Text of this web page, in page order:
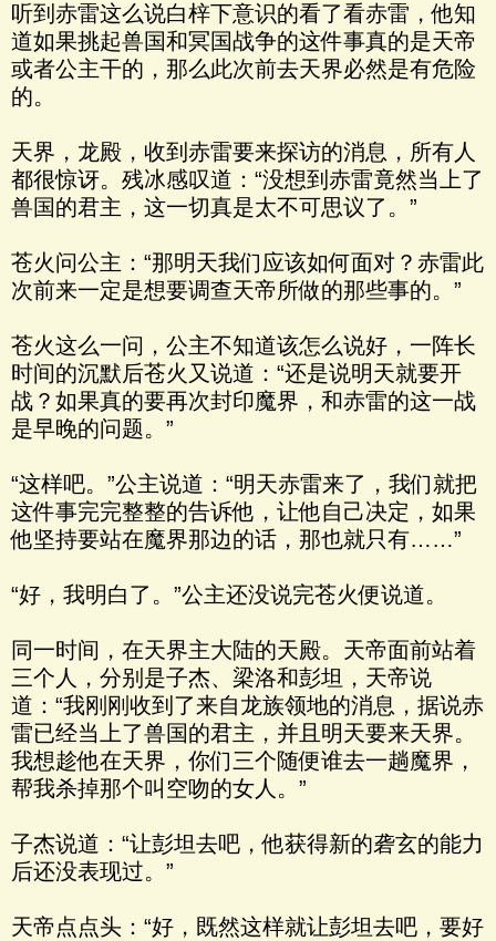
听到赤雷这么说白梓下意识的看了看赤雷，他知
道如果挑起兽国和冥国战争的这件事真的是天帝
或者公主干的，那么此次前去天界必然是有危险
的。
天界，龙殿，收到赤雷要来探访的消息，所有人
都很惊讶。残冰感叹道：“没想到赤雷竟然当上了
兽国的君主，这一切真是太不可思议了。”
苍火问公主：“那明天我们应该如何面对？赤雷此
次前来一定是想要调查天帝所做的那些事的。”
苍火这么一问，公主不知道该怎么说好，一阵长
时间的沉默后苍火又说道：“还是说明天就要开
战？如果真的要再次封印魔界，和赤雷的这一战
是早晚的问题。”
“这样吧。”公主说道：“明天赤雷来了，我们就把
这件事完完整整的告诉他，让他自己决定，如果
他坚持要站在魔界那边的话，那也就只有……”
“好，我明白了。”公主还没说完苍火便说道。
同一时间，在天界主大陆的天殿。天帝面前站着
三个人，分别是子杰、梁洛和彭坦，天帝说
道：“我刚刚收到了来自龙族领地的消息，据说赤
雷已经当上了兽国的君主，并且明天要来天界。
我想趁他在天界，你们三个随便谁去一趟魔界，
帮我杀掉那个叫空吻的女人。”
子杰说道：“让彭坦去吧，他获得新的砻玄的能力
后还没表现过。”
天帝点点头：“好，既然这样就让彭坦去吧，要好